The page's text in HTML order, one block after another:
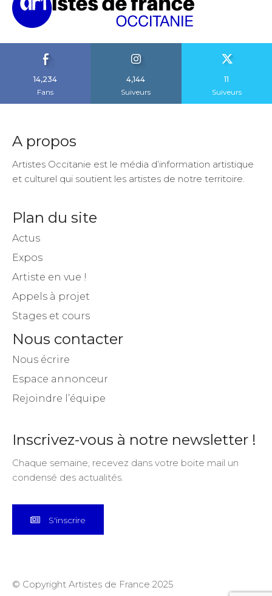
14,234
Fans
4,144
Suiveurs
11
Suiveurs
A propos
Artistes Occitanie est le média d’information artistique
et culturel qui soutient les artistes de notre territoire.
Plan du site
Actus
Expos
Artiste en vue !
Appels à projet
Stages et cours
Nous contacter
Nous écrire
Espace annonceur
Rejoindre l’équipe
Inscrivez-vous à notre newsletter !
Chaque semaine, recevez dans votre boite mail un
condensé des actualités.
S'inscrire
© Copyright Artistes de France 2025